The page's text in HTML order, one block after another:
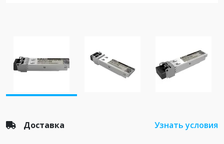
Доставка Узнать условия